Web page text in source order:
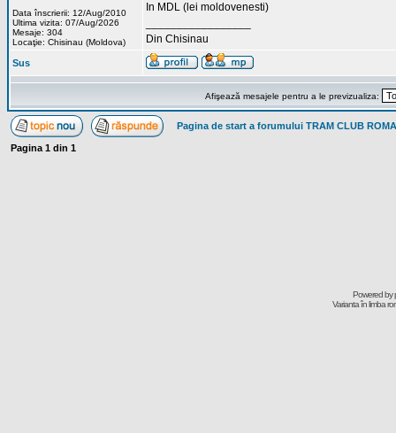
Data înscrierii: 12/Aug/2010
Ultima vizita: 07/Aug/2026
Mesaje: 304
Locaţie: Chisinau (Moldova)
In MDL (lei moldovenesti)
Din Chisinau
Sus
Afişează mesajele pentru a le previzualiza:
Pagina de start a forumului TRAM CLUB
Pagina 1 din 1
Powered by
Varianta în limba